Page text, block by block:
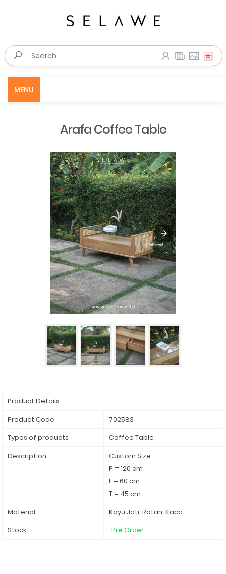
MENU
Arafa Coffee Table
Product Details
Product Code
702583
Types of products
Coffee Table
Description
Custom Size
P = 120 cm
L = 60 cm
T = 45 cm
Material
Kayu Jati, Rotan, Kaca
Stock
Pre Order